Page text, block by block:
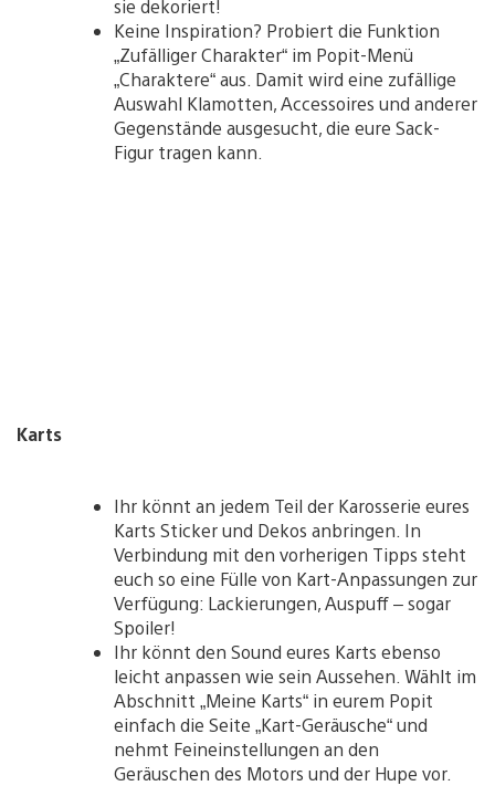
sie dekoriert!
Keine Inspiration? Probiert die Funktion
„Zufälliger Charakter“ im Popit-Menü
„Charaktere“ aus. Damit wird eine zufällige
Auswahl Klamotten, Accessoires und anderer
Gegenstände ausgesucht, die eure Sack-
Figur tragen kann.
Karts
Ihr könnt an jedem Teil der Karosserie eures
Karts Sticker und Dekos anbringen. In
Verbindung mit den vorherigen Tipps steht
euch so eine Fülle von Kart-Anpassungen zur
Verfügung: Lackierungen, Auspuff – sogar
Spoiler!
Ihr könnt den Sound eures Karts ebenso
leicht anpassen wie sein Aussehen. Wählt im
Abschnitt „Meine Karts“ in eurem Popit
einfach die Seite „Kart-Geräusche“ und
nehmt Feineinstellungen an den
Geräuschen des Motors und der Hupe vor.